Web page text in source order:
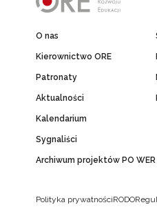
O nas
Kierownictwo ORE
Patronaty
Aktualności
Kalendarium
Sygnaliści
Archiwum projektów PO WER
Polityka prywatnościRODO